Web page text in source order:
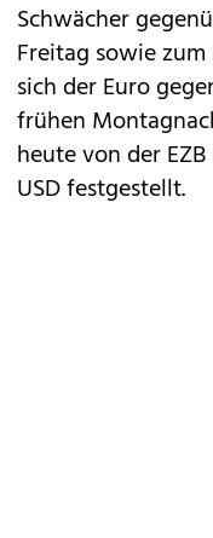
Schwächer
Freitag sowie
sich der Euro
frühen
heute von der
USD festgestellt.